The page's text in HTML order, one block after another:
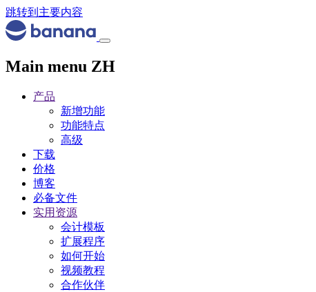
跳转到主要内容
Main menu ZH
产品
新增功能
功能特点
高级
下载
价格
博客
必备文件
实用资源
会计模板
扩展程序
如何开始
视频教程
合作伙伴